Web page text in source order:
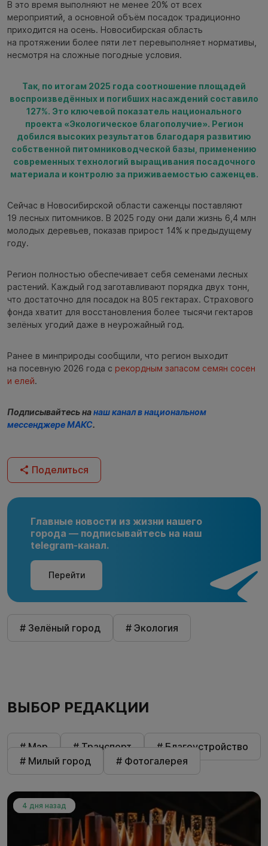
В это время выполняют не менее 20% от всех
мероприятий, а основной объём посадок традиционно
приходится на осень. Новосибирская область
на протяжении более пяти лет перевыполняет нормативы,
несмотря на сложные погодные условия.
Так, по итогам 2025 года соотношение площадей
воспроизведённых и погибших насаждений составило
127%. Это ключевой показатель национального
проекта «Экологическое благополучие». Регион
добился высоких результатов благодаря развитию
собственной питомниководческой базы, применению
современных технологий выращивания посадочного
материала и контролю за приживаемостью саженцев.
Сейчас в Новосибирской области саженцы поставляют
19 лесных питомников. В 2025 году они дали жизнь 6,4 млн
молодых деревьев, показав прирост 14% к предыдущему
году.
Регион полностью обеспечивает себя семенами лесных
растений. Каждый год заготавливают порядка двух тонн,
что достаточно для посадок на 805 гектарах. Страхового
фонда хватит для восстановления более тысячи гектаров
зелёных угодий даже в неурожайный год.
Ранее в минприроды сообщили, что регион выходит
на посевную 2026 года с рекордным запасом семян сосен
и елей.
Подписывайтесь нанаш канал в национальном
мессенджере МАКС.
Поделиться
Главные новости из жизни нашего
города — подписывайтесь на наш
telegram-канал.
Перейти
# Зелёный город # Экология
ВЫБОР РЕДАКЦИИ
# Мэр # Транспорт
# Благоустройство
# Милый город
# Фотогалерея
4 дня назад